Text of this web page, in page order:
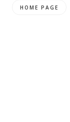
HOME PAGE